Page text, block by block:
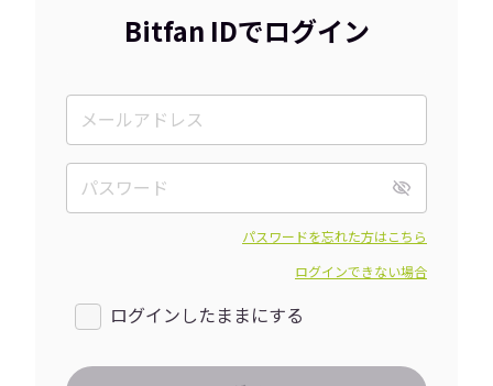
Bitfan IDでログイン
パスワードを忘れた方はこちら
ログインできない場合
ログインしたままにする